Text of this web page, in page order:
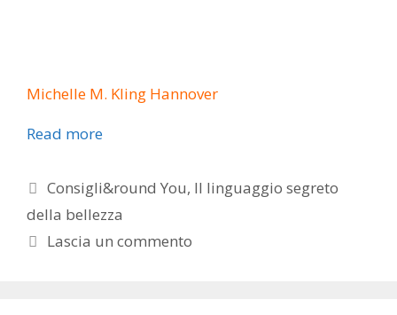
Michelle M. Kling Hannover
Read more
Categorie
Consigli&round You, Il linguaggio segreto
della bellezza
Lascia un commento